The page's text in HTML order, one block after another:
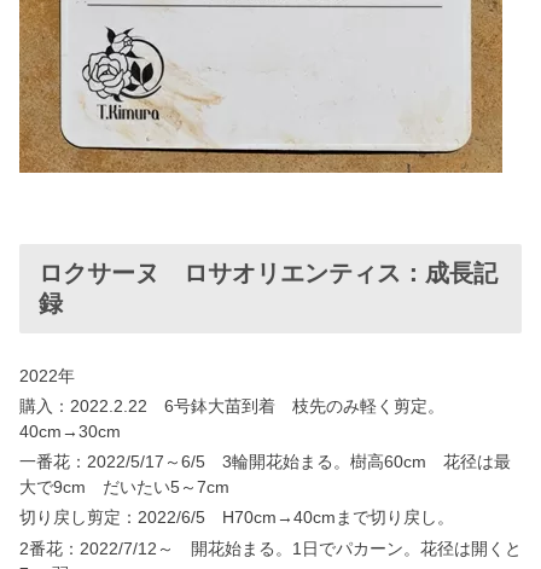
ロクサーヌ ロサオリエンティス：成長記
録
2022年
購入：2022.2.22 6号鉢大苗到着 枝先のみ軽く剪定。
40cm→30cm
一番花：2022/5/17～6/5 3輪開花始まる。樹高60cm 花径は最
大で9cm だいたい5～7cm
切り戻し剪定：2022/6/5 H70cm→40cmまで切り戻し。
2番花：2022/7/12～ 開花始まる。1日でパカーン。花径は開くと